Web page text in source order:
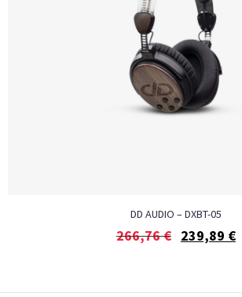
DD AUDIO – DXBT-05
266,76€ 239,89 €